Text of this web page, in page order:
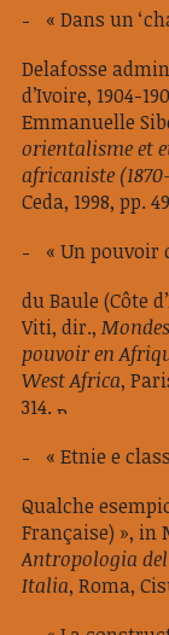
« Dans un
Delafosse
d’Ivoire, 1904-
Emmanuelle
orientalisme et
africaniste
Ceda, 1998, pp.
« Un pouvoir
du Baule (Côte
Viti, dir.,
pouvoir en
West Africa,
314.
« Etnie e
Qualche
Française) », in
Antropologia
Italia, Roma,